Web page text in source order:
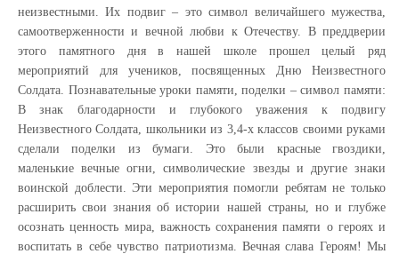
неизвестными. Их подвиг – это символ величайшего мужества,
самоотверженности и вечной любви к Отечеству. В преддверии
этого памятного дня в нашей школе прошел целый ряд
мероприятий для учеников, посвященных Дню Неизвестного
Солдата. Познавательные уроки памяти, поделки – символ памяти:
В знак благодарности и глубокого уважения к подвигу
Неизвестного Солдата, школьники из 3,4-х классов своими руками
сделали поделки из бумаги. Это были красные гвоздики,
маленькие вечные огни, символические звезды и другие знаки
воинской доблести. Эти мероприятия помогли ребятам не только
расширить свои знания об истории нашей страны, но и глубже
осознать ценность мира, важность сохранения памяти о героях и
воспитать в себе чувство патриотизма. Вечная слава Героям! Мы